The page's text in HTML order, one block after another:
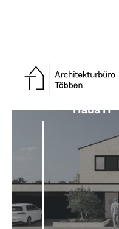
Zurück zur Übersicht
Haus H